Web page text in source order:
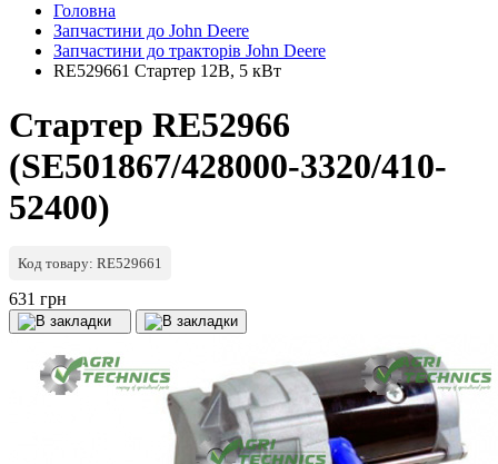
Головна
Запчастини до John Deere
Запчастини до тракторів John Deere
RE529661 Стартер 12В, 5 кВт
Стартер RE52966
(SE501867/428000-3320/410-
52400)
Код товару: RE529661
631 грн